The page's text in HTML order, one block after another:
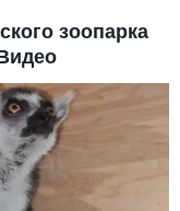
зоопарка